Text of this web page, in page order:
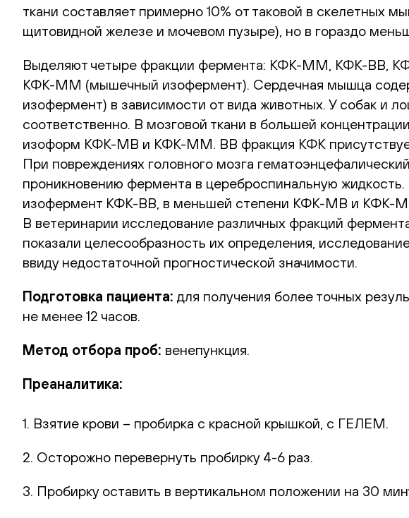
ткани составляет примерно 10% от таковой в скелетных
щитовидной железе и мочевом пузыре), но в гораздо
Выделяют четыре фракции фермента: КФК-MM, КФК-BB,
КФК-MM (мышечный изофермент). Сердечная мышца
изофермент) в зависимости от вида животных. У собак и
соответственно. В мозговой ткани в большей
изоформ КФК-MB и КФК-MM. BB фракция КФК
При повреждениях головного мозга
проникновению фермента в цереброспинальную
изофермент КФК-BB, в меньшей степени КФК-MB и КФК-
В ветеринарии исследование различных фракций
показали целесообразность их определения,
ввиду недостаточной прогностической значимости.
Подготовка пациента: для получения более точных
не менее 12 часов.
Метод отбора проб: венепункция.
Преаналитика:
1. Взятие крови – пробирка с красной крышкой, с ГЕЛЕМ.
2. Осторожно перевернуть пробирку 4-6 раз.
3. Пробирку оставить в вертикальном положении на 30